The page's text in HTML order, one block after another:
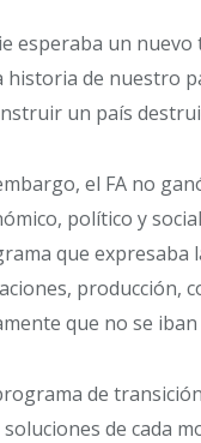
esperaba un
historia de nuestro
un país
el FA no
político y
que expresaba
producción,
que no se
de
soluciones de cada